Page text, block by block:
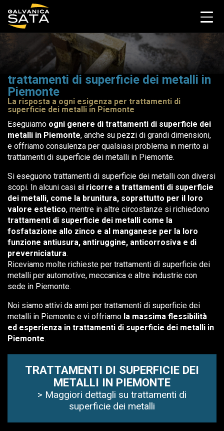
trattamenti di superficie dei metalli in
Piemonte
La risposta a ogni esigenza per trattamenti di
superficie dei metalli in Piemonte
Eseguiamo ogni genere di trattamenti di superficie dei
metalli in Piemonte, anche su pezzi di grandi dimensioni,
e offriamo consulenza per qualsiasi problema in merito ai
trattamenti di superficie dei metalli in Piemonte.
Si eseguono trattamenti di superficie dei metalli con diversi
scopi. In alcuni casi si ricorre a trattamenti di superficie
dei metalli, come la brunitura, soprattutto per il loro
valore estetico, mentre in altre circostanze si richiedono
trattamenti di superficie dei metalli come la
fosfatazione allo zinco e al manganese per la loro
funzione antiusura, antiruggine, anticorrosiva e di
preverniciatura.
Riceviamo molte richieste per trattamenti di superficie dei
metalli per automotive, meccanica e altre industrie con
sede in Piemonte.
Noi siamo attivi da anni per trattamenti di superficie dei
metalli in Piemonte e vi offriamo la massima flessibilità
ed esperienza in trattamenti di superficie dei metalli in
Piemonte.
TRATTAMENTI DI SUPERFICIE DEI
METALLI IN PIEMONTE
> Maggiori dettagli su trattamenti di
superficie dei metalli